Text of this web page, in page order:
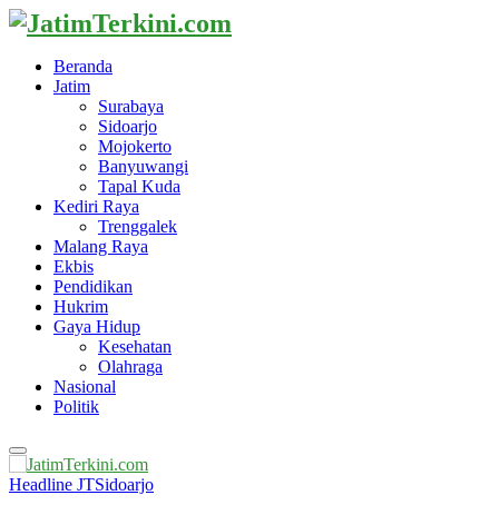
Beranda
Jatim
Surabaya
Sidoarjo
Mojokerto
Banyuwangi
Tapal Kuda
Kediri Raya
Trenggalek
Malang Raya
Ekbis
Pendidikan
Hukrim
Gaya Hidup
Kesehatan
Olahraga
Nasional
Politik
Primary
Menu
Headline JTSidoarjo